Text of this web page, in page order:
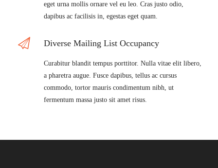
eget urna mollis ornare vel eu leo. Cras justo odio,
dapibus ac facilisis in, egestas eget quam.
Diverse Mailing List Occupancy
Curabitur blandit tempus porttitor. Nulla vitae elit libero,
a pharetra augue. Fusce dapibus, tellus ac cursus
commodo, tortor mauris condimentum nibh, ut
fermentum massa justo sit amet risus.